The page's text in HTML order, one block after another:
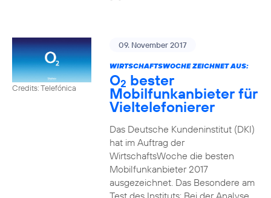
Credits: Telefónica
09. November 2017
WIRTSCHAFTSWOCHE ZEICHNET AUS:
O2 bester
Mobilfunkanbieter für
Vieltelefonierer
Das Deutsche Kundeninstitut (DKI)
hat im Auftrag der
WirtschaftsWoche die besten
Mobilfunkanbieter 2017
ausgezeichnet. Das Besondere am
Test des Instituts: Bei der Analyse